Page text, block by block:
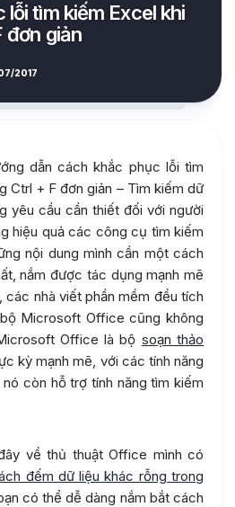
lỗi tìm kiếm Excel khi
đơn giản
2017
dẫn cách khắc phục lỗi tìm
Ctrl + F đơn giản – Tìm kiếm dữ
yêu cầu cần thiết đối với người
hiệu quả các công cụ tìm kiếm
nội dung mình cần một cách
nắm được tác dụng mạnh mẽ
nhà viết phần mềm đều tích
Microsoft Office cũng không
Office là bộ soạn thảo
kỳ mạnh mẽ, với các tính năng
còn hỗ trợ tính năng tìm kiếm
về thủ thuật Office mình có
đếm dữ liệu khác rỗng trong
có thể dễ dàng nắm bắt cách